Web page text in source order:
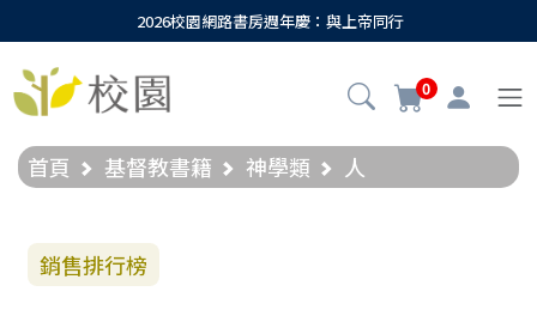
2026校園網路書房週年慶：與上帝同行
0
首頁 基督教書籍 神學類 人
銷售排行榜